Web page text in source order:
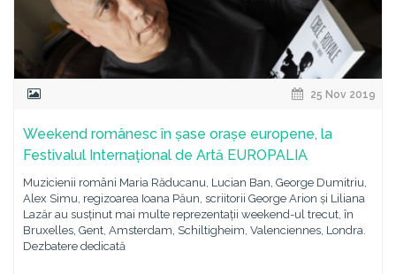
25 Nov 2019
Weekend românesc în șase orașe europene, la
Festivalul Internațional de Artă EUROPALIA
Muzicienii români Maria Răducanu, Lucian Ban, George Dumitriu,
Alex Simu, regizoarea Ioana Păun, scriitorii George Arion și Liliana
Lazăr au susținut mai multe reprezentații weekend-ul trecut, în
Bruxelles, Gent, Amsterdam, Schiltigheim, Valenciennes, Londra.
Dezbatere dedicată